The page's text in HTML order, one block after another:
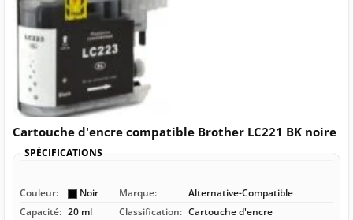
Cartouche d'encre compatible Brother LC221 BK noire
SPÉCIFICATIONS
Couleur: Noir Marque:
Alternative-Compatible
Capacité: 20 ml Classification: Cartouche d'encre